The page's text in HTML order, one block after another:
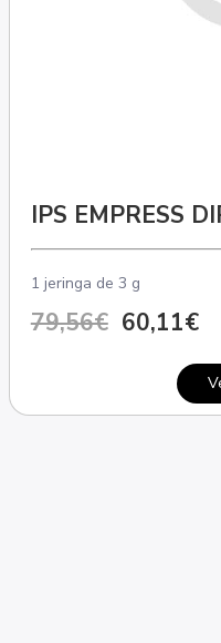
IPS EMPRESS
1 jeringa de 3 g
79,56€ 60,11€